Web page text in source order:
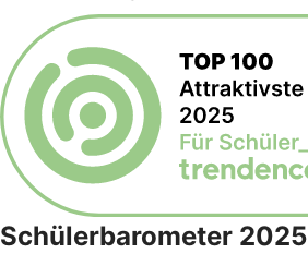
Schülerbarometer 2025